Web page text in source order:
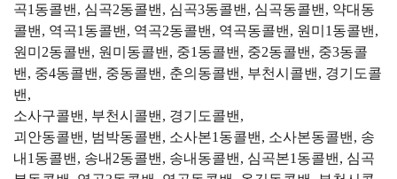
곡1동콜밴, 심곡2동콜밴, 심곡3동콜밴, 심곡동콜밴, 약대동
콜밴, 역곡1동콜밴, 역곡2동콜밴, 역곡동콜밴, 원미1동콜밴,
원미2동콜밴, 원미동콜밴, 중1동콜밴, 중2동콜밴, 중3동콜
밴, 중4동콜밴, 중동콜밴, 춘의동콜밴, 부천시콜밴, 경기도콜
밴,
소사구콜밴, 부천시콜밴, 경기도콜밴,
괴안동콜밴, 범박동콜밴, 소사본1동콜밴, 소사본동콜밴, 송
내1동콜밴, 송내2동콜밴, 송내동콜밴, 심곡본1동콜밴, 심곡